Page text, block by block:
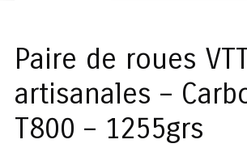
Paire de roues
artisanales –
T800 – 1255grs